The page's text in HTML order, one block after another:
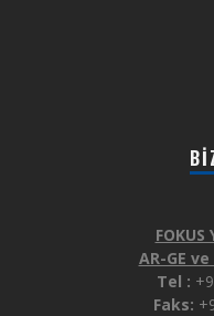
FOKUS
AR-GE
Tel :
Faks: